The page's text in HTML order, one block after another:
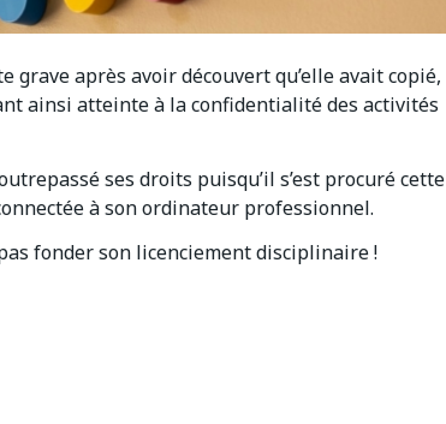
après avoir découvert qu’elle avait copié,
ainsi atteinte à la confidentialité des activités
ses droits puisqu’il s’est procuré cette
à son ordinateur professionnel.
fonder son licenciement disciplinaire !